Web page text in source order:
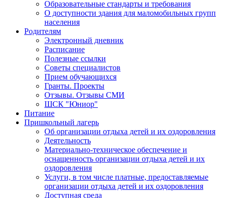
Образовательные стандарты и требования
О доступности здания для маломобильных групп
населения
Родителям
Электронный дневник
Расписание
Полезные ссылки
Советы специалистов
Прием обучающихся
Гранты. Проекты
Отзывы. Отзывы СМИ
ШСК "Юниор"
Питание
Пришкольный лагерь
Об организации отдыха детей и их оздоровления
Деятельность
Материально-техническое обеспечение и
оснащенность организации отдыха детей и их
оздоровления
Услуги, в том числе платные, предоставляемые
организации отдыха детей и их оздоровления
Доступная среда